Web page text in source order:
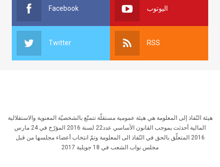
Facebook اليوتوب
Twitter RSS
هيئة النّفاذ إلى المعلومة هي هيئة عمومية مستقلّة تتمتّع بالشخصيّة المعنوية والاستقلالية
المالية أحدثت بموجب القانون الأساسي عدد22 لسنة 2016 المؤرّخ في 24 مارس
2016 المتعلّق بالحق في النّفاذ الى المعلومة وتمّ انتخاب أعضاء مجلسها من قبل
مجلس نواب الشعب في 18 جويلية 2017